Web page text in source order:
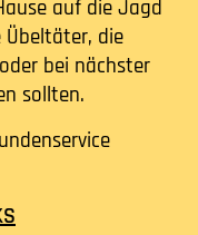
auf die Jagd
Übeltäter, die
bei nächster
sollten.